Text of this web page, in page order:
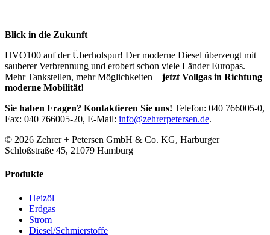
Blick in die Zukunft
HVO100 auf der Überholspur! Der moderne Diesel überzeugt mit
sauberer Verbrennung und erobert schon viele Länder Europas.
Mehr Tankstellen, mehr Möglichkeiten – jetzt Vollgas in Richtung
moderne Mobilität!
Sie haben Fragen? Kontaktieren Sie uns! Telefon: 040 766005-0,
Fax: 040 766005-20, E-Mail: info@zehrerpetersen.de.
© 2026 Zehrer + Petersen GmbH & Co. KG, Harburger
Schloßstraße 45, 21079 Hamburg
Produkte
Heizöl
Erdgas
Strom
Diesel/Schmierstoffe